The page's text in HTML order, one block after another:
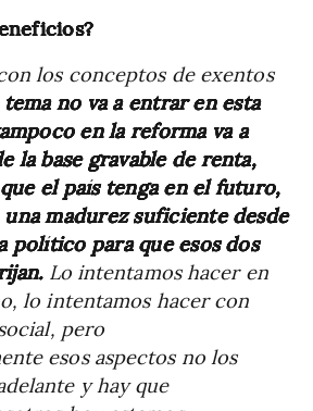
los conceptos de exentos
tema no va a entrar en esta
en la reforma va a
la base gravable de renta,
el país tenga en el futuro,
madurez suficiente desde
político para que esos dos
Lo intentamos hacer en
lo intentamos hacer con
pero
esos aspectos no los
y hay que